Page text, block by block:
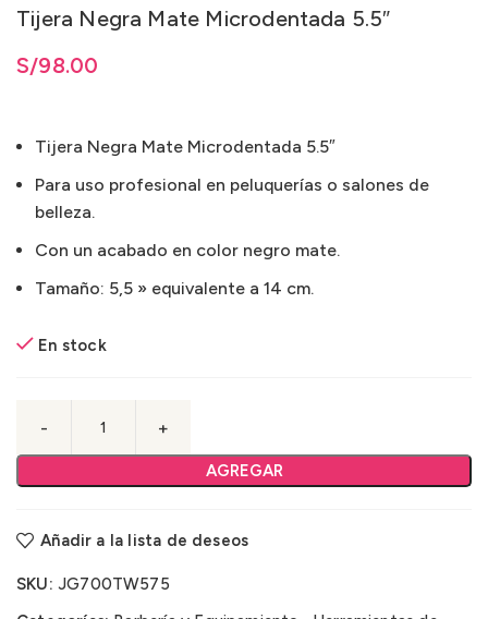
Tijera Negra Mate Microdentada 5.5″
S/98.00
Tijera Negra Mate Microdentada 5.5″
Para uso profesional en peluquerías o salones de
belleza.
Con un acabado en color negro mate.
Tamaño: 5,5 » equivalente a 14 cm.
En stock
AGREGAR
Añadir a la lista de deseos
SKU: JG700TW575